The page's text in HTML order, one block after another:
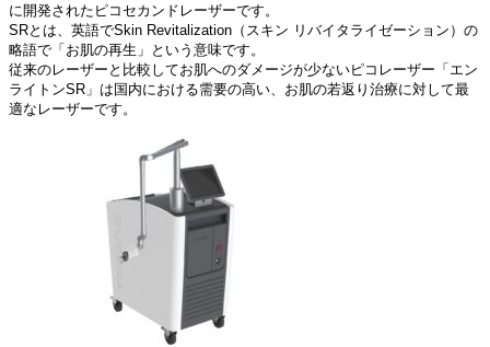
に開発されたピコセカンドレーザーです。
SRとは、英語でSkin Revitalization（スキン リバイタライゼーション）の
略語で「お肌の再生」という意味です。
従来のレーザーと比較してお肌へのダメージが少ないピコレーザー「エン
ライトンSR」は国内における需要の高い、お肌の若返り治療に対して最
適なレーザーです。